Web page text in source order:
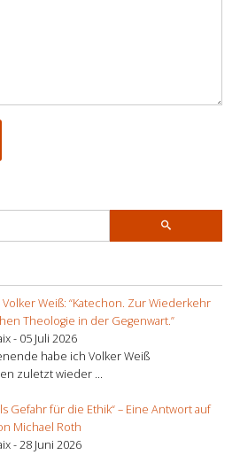
Weiß: “Katechon. Zur Wiederkehr
Theologie in der Gegenwart.”
- 05 Juli 2026
habe ich Volker Weiß
zuletzt wieder ...
Gefahr für die Ethik“ – Eine Antwort auf
Michael Roth
-28 Juni 2026